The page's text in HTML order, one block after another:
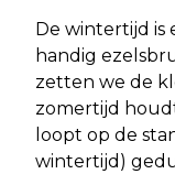
De wintertijd is
handig
zetten we de
zomertijd
loopt op de
wintertijd)